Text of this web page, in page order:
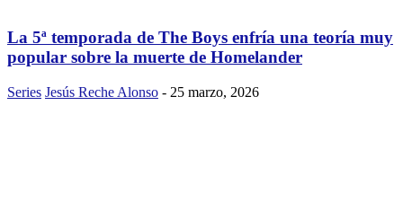
La 5ª temporada de The Boys enfría una teoría muy
popular sobre la muerte de Homelander
Series Jesús Reche Alonso - 25 marzo, 2026